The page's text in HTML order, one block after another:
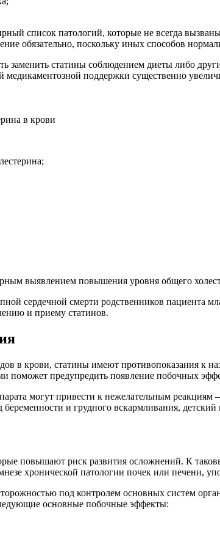
список патологий, которые не всегда
обязательно, поскольку иных способов
заменить статины соблюдением диеты либо
медикаментозной поддержки существенно
в крови
выявлением повышения уровня общего
сердечной смерти родственников пациента
и приему статинов.
в крови, статины имеют противопоказания
поможет предупредить появление побочных
могут привести к нежелательным реакциям
и грудного вскармливания,
повышают риск развития осложнений. К
хронической патологии почек или печени,
под контролем основных систем
основные побочные эффекты: